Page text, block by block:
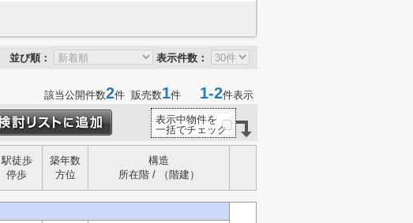
並び順： 表示件数：
該当公開件数2件 販売数1件 1-2件表示
表示中物件を
一括でチェック
駅徒歩
停歩
築年数
方位
構造
所在階 / （階建）